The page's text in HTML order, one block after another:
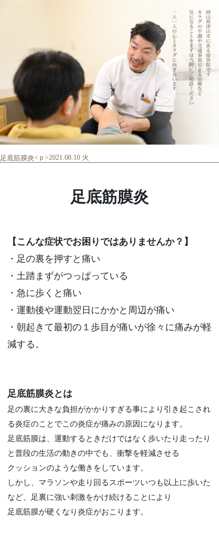
足底筋膜炎<ｐ>2021.08.10 火
足底筋膜炎
【こんな症状でお困りではありませんか？】
・足の裏を押すと痛い
・土踏まずがつっぱっている
・急に歩くと痛い
・運動後や運動翌日にかかと周辺が痛い
・朝起きて最初の１歩目が痛いが徐々に痛みが軽
減する。
足底筋膜炎とは
足の裏に大きな負担がかかりすぎる事により引き起こされ
る炎症のことでこの炎症が痛みの原因になります。
足底筋膜は、運動するときだけではなく歩いたり走ったり
と普段の生活の動きの中でも、衝撃を軽減させる
クッションのような働きをしています。
しかし、マラソンや走り回るスポーツいつも以上に歩いた
など、足裏に強い刺激をかけ続けることにより
足底筋膜が硬くなり炎症がおこります。